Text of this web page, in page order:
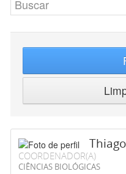
COORDENADOR(A)
CIÊNCIAS BIOLÓGICAS